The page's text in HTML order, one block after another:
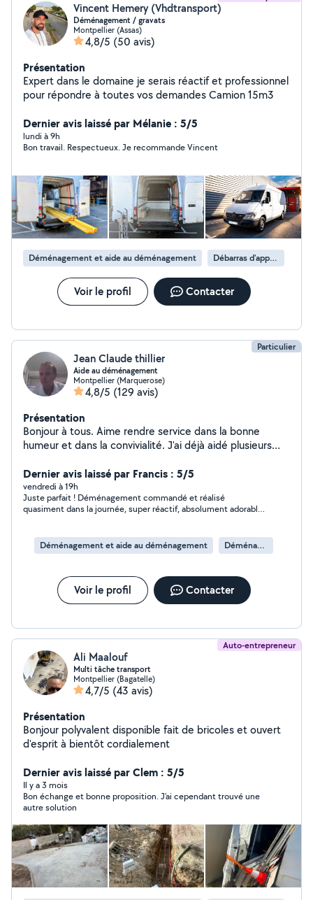
Vincent Hemery (Vhdtransport)
Déménagement / gravats
Montpellier (Assas)
4,8/5 (50 avis)
Présentation
Expert dans le domaine je serais réactif et professionnel
pour répondre à toutes vos demandes Camion 15m3
Dernier avis laissé par Mélanie : 5/5
lundi à 9h
Bon travail. Respectueux. Je recommande Vincent
Déménagement et aide au déménagement Débarras d'appartement
Voir le profil Contacter
Particulier
Jean Claude thillier
Aide au déménagement
Montpellier (Marquerose)
4,8/5 (129 avis)
Présentation
Bonjour à tous. Aime rendre service dans la bonne
humeur et dans la convivialité. J'ai déjà aidé plusieurs
déménagement est mon domaine (machines à laver,
canapés, sommiers, matelas, meubles en tous genres) .
J'ai un diable qui peut bien servir et qui peut s'avérer
utile pour les cartons et les électroménagers . j'ai aussi
déménagement solidaire entre particuliers ,
manutention et livraisons . N'hésitez pas à me contacter
déménagements et pour vous aider dans vos livraisons .
Je suis là aussi pour vous aider dans divers tâches de
Dernier avis laissé par Francis : 5/5
vendredi à 19h
Juste parfait ! Déménagement commandé et réalisé
quasiment dans la journée, super réactif, absolument adorable
Déménagement et aide au déménagement Déménagement de maison
Voir le profil Contacter
Auto-entrepreneur
Ali Maalouf
Multi tâche transport
Montpellier (Bagatelle)
4,7/5 (43 avis)
Présentation
Bonjour polyvalent disponible fait de bricoles et ouvert
d'esprit à bientôt cordialement
Dernier avis laissé par Clem : 5/5
Il y a 3 mois
Bon échange et bonne proposition. J'ai cependant trouvé une
autre solution